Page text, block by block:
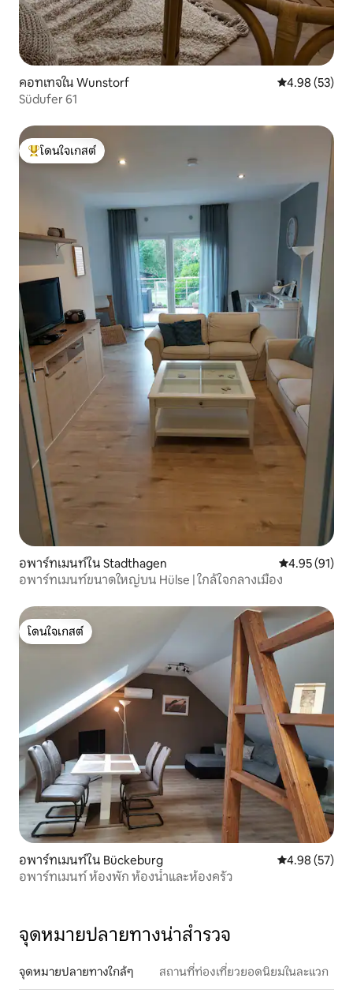
คอทเทจใน Wunstorf คะแนนเฉลี่ย
4.98 (53)
Südufer 61
โดนใจเกสต์ที่สุด
โดนใจเกสต์
อพาร์ทเมนท์ใน Stadthagen คะแนนเฉลี่ย
4.95 (91)
อพาร์ทเมนท์ขนาดใหญ่บน Hülse | ใกล้ใจกลางเมือง
โดนใจเกสต์
โดนใจเกสต์
อพาร์ทเมนท์ใน Bückeburg คะแนนเฉลี่ย
4.98 (57)
อพาร์ทเมนท์ ห้องพัก ห้องน้ำและห้องครัว
จุดหมายปลายทางน่าสำรวจ
จุดหมายปลายทางใกล้ๆ สถานที่ท่องเที่ยวยอดนิยมในละแวก